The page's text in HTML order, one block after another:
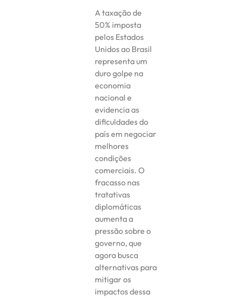
A taxação de
50% imposta
pelos Estados
Unidos ao Brasil
representa um
duro golpe na
economia
nacional e
evidencia as
dificuldades do
país em negociar
melhores
condições
comerciais. O
fracasso nas
tratativas
diplomáticas
aumenta a
pressão sobre o
governo, que
agora busca
alternativas para
mitigar os
impactos dessa